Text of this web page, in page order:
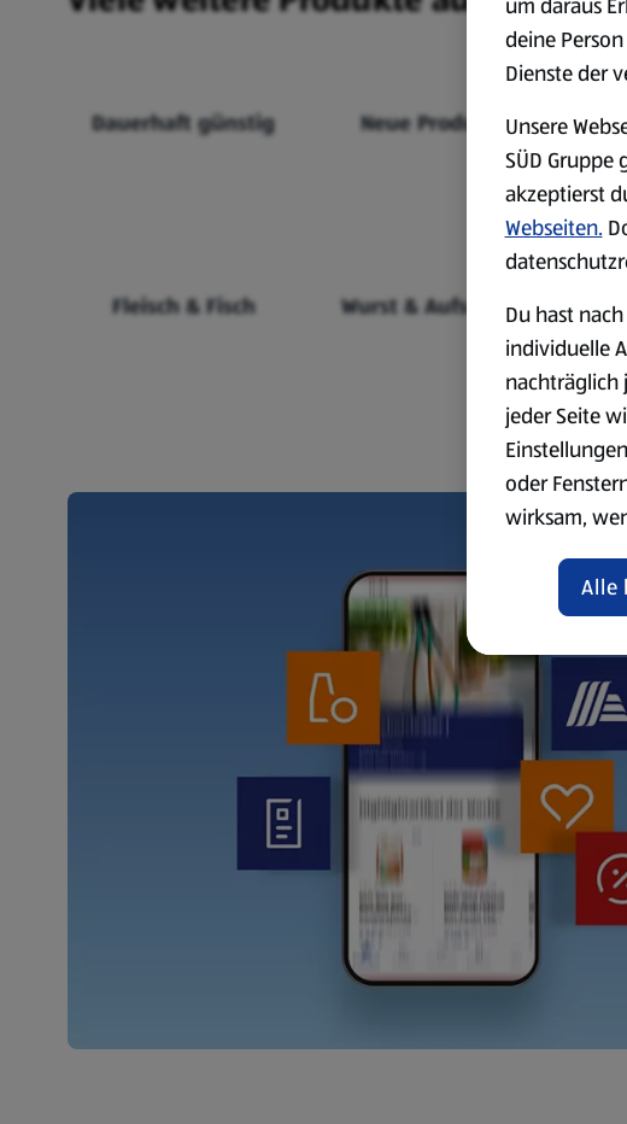
Dauerhaft günstig Neue Produkte
Fleisch & Fisch Wurst & Aufschnitt
deine
Dienste der
Unsere
SÜD Gruppe
akzeptierst
Webseiten.
Du hast
individuelle
nachträglich
jeder Seite
oder
wirksam,
aktualisiert
Übersicht
Alle